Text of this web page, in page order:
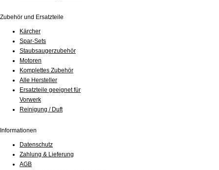
Zubehör und Ersatzteile
Kärcher
Spar-Sets
Staubsaugerzubehör
Motoren
Komplettes Zubehör
Alle Hersteller
Ersatzteile geeignet für
Vorwerk
Reinigung / Duft
Informationen
Datenschutz
Zahlung & Lieferung
AGB